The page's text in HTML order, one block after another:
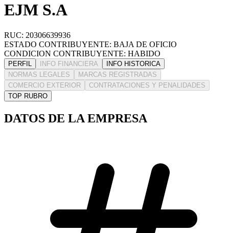
EJM S.A
RUC: 20306639936
ESTADO CONTRIBUYENTE: BAJA DE OFICIO
CONDICION CONTRIBUYENTE: HABIDO
PERFIL INFO FINANCIERA
INFO HISTORICA
NORMAS LEGALES
MARCAS REGISTRADAS
COMERCIO EXTERIOR
CONTRATACIONES Y PENALIDADES
TOP RUBRO
DATOS DE LA EMPRESA